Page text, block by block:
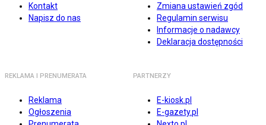
Kontakt
Napisz do nas
Zmiana ustawień zgód
Regulamin serwisu
Informacje o nadawcy
Deklaracja dostępności
REKLAMA I PRENUMERATA
Reklama
Ogłoszenia
PARTNERZY
E-kiosk.pl
E-gazety.pl